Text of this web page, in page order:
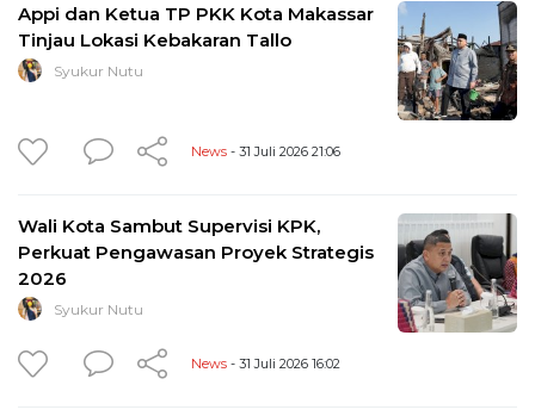
Appi dan Ketua TP PKK Kota Makassar
Tinjau Lokasi Kebakaran Tallo
Syukur Nutu
News - 31 Juli 2026 21:06
Wali Kota Sambut Supervisi KPK,
Perkuat Pengawasan Proyek Strategis
2026
Syukur Nutu
News - 31 Juli 2026 16:02